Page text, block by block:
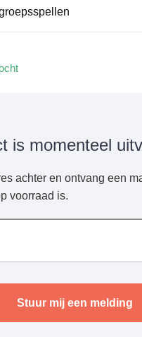
is momenteel
achter en ontvang een
voorraad is.